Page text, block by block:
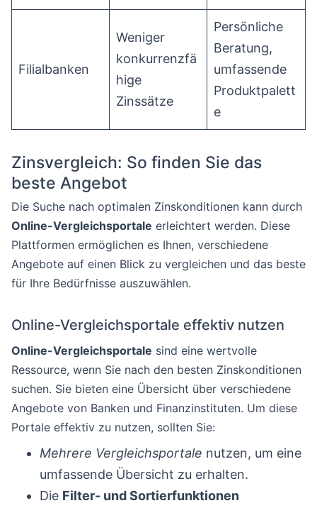
Filialbanken
Weniger
konkurrenzfä
hige
Zinssätze
Persönliche
Beratung,
umfassende
Produktpalett
e
Zinsvergleich: So finden Sie das
beste Angebot
Die Suche nach optimalen Zinskonditionen kann durch
Online-Vergleichsportale erleichtert werden. Diese
Plattformen ermöglichen es Ihnen, verschiedene
Angebote auf einen Blick zu vergleichen und das beste
für Ihre Bedürfnisse auszuwählen.
Online-Vergleichsportale effektiv nutzen
Online-Vergleichsportale sind eine wertvolle
Ressource, wenn Sie nach den besten Zinskonditionen
suchen. Sie bieten eine Übersicht über verschiedene
Angebote von Banken und Finanzinstituten. Um diese
Portale effektiv zu nutzen, sollten Sie:
Mehrere Vergleichsportale nutzen, um eine
umfassende Übersicht zu erhalten.
Die Filter- und Sortierfunktionen